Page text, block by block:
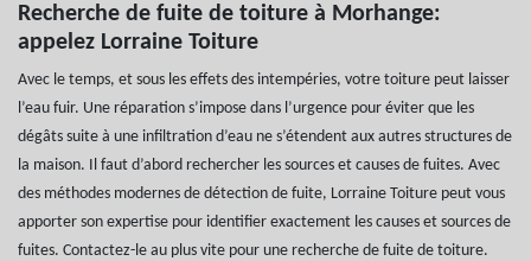
Recherche de fuite de toiture à Morhange:
appelez Lorraine Toiture
Avec le temps, et sous les effets des intempéries, votre toiture peut laisser
l’eau fuir. Une réparation s’impose dans l’urgence pour éviter que les
dégâts suite à une infiltration d’eau ne s’étendent aux autres structures de
la maison. Il faut d’abord rechercher les sources et causes de fuites. Avec
des méthodes modernes de détection de fuite, Lorraine Toiture peut vous
apporter son expertise pour identifier exactement les causes et sources de
fuites. Contactez-le au plus vite pour une recherche de fuite de toiture.